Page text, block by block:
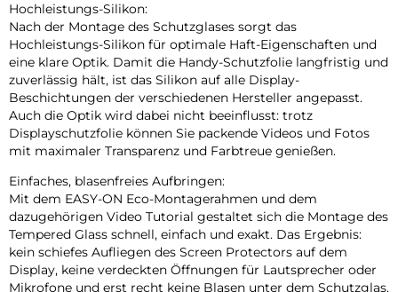
Hochleistungs-Silikon:
Nach der Montage des Schutzglases sorgt das
Hochleistungs-Silikon für optimale Haft-Eigenschaften und
eine klare Optik. Damit die Handy-Schutzfolie langfristig und
zuverlässig hält, ist das Silikon auf alle Display-
Beschichtungen der verschiedenen Hersteller angepasst.
Auch die Optik wird dabei nicht beeinflusst: trotz
Displayschutzfolie können Sie packende Videos und Fotos
mit maximaler Transparenz und Farbtreue genießen.
Einfaches, blasenfreies Aufbringen:
Mit dem EASY-ON Eco-Montagerahmen und dem
dazugehörigen Video Tutorial gestaltet sich die Montage des
Tempered Glass schnell, einfach und exakt. Das Ergebnis:
kein schiefes Aufliegen des Screen Protectors auf dem
Display, keine verdeckten Öffnungen für Lautsprecher oder
Mikrofone und erst recht keine Blasen unter dem Schutzglas.